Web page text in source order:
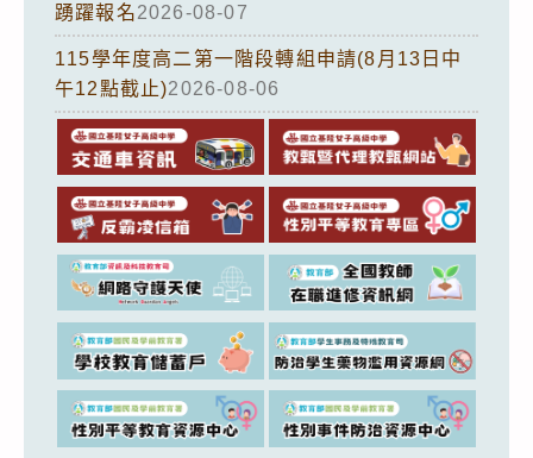
踴躍報名2026-08-07
115學年度高二第一階段轉組申請(8月13日中
午12點截止)2026-08-06